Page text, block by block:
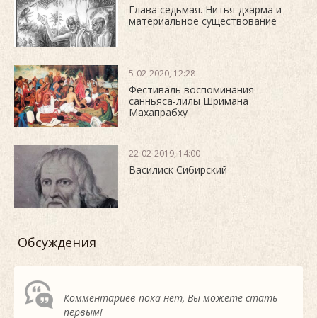
Глава седьмая. Нитья-дхарма и
материальное существование
5-02-2020, 12:28
Фестиваль воспоминания
санньяса-лилы Шримана
Махапрабху
22-02-2019, 14:00
Василиск Сибирский
Обсуждения
Комментариев пока нет, Вы можете стать
первым!